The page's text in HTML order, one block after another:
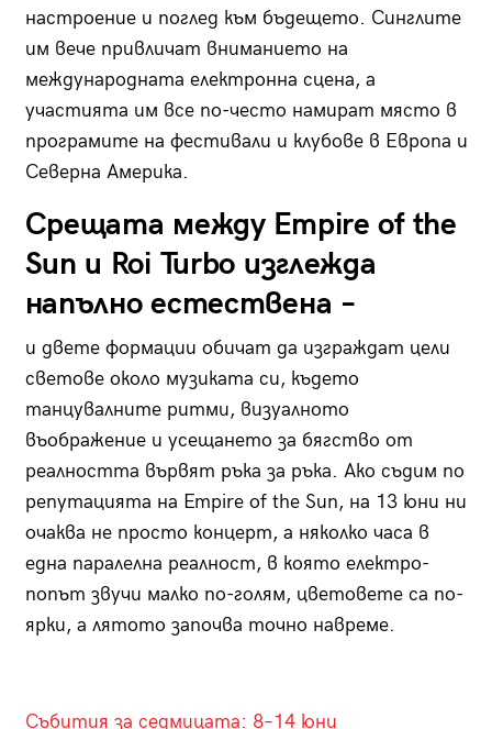
настроение и поглед към бъдещето. Синглите
им вече привличат вниманието на
международната електронна сцена, а
участията им все по-често намират място в
програмите на фестивали и клубове в Европа и
Северна Америка.
Срещата между Empire of the
Sun и Roi Turbo изглежда
напълно естествена –
и двете формации обичат да изграждат цели
светове около музиката си, където
танцувалните ритми, визуалното
въображение и усещането за бягство от
реалността вървят ръка за ръка. Ако съдим по
репутацията на Empire of the Sun, на 13 юни ни
очаква не просто концерт, а няколко часа в
една паралелна реалност, в която електро-
попът звучи малко по-голям, цветовете са по-
ярки, а лятото започва точно навреме.
Събития за седмицата: 8–14 юни